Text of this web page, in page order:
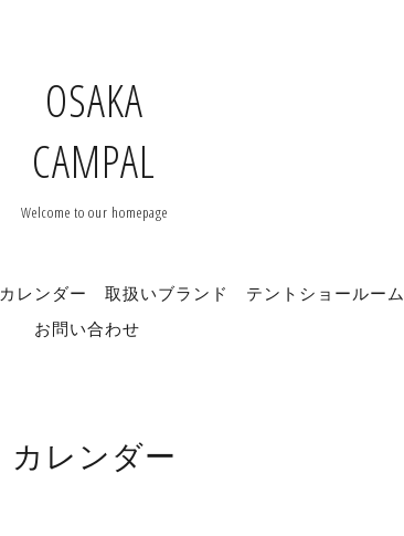
OSAKA
CAMPAL
Welcome to our homepage
カレンダー 取扱いブランド テントショールーム
お問い合わせ
カレンダー